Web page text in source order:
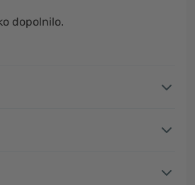
dopolnilo.